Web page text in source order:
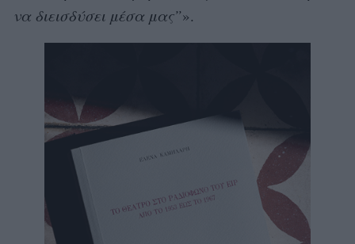
να διεισδύσει μέσα μας”».